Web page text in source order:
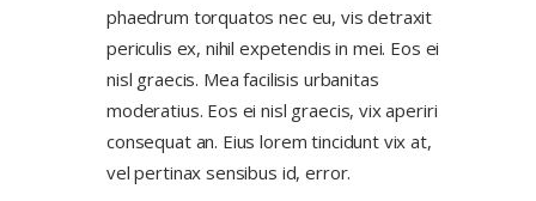
phaedrum torquatos nec eu, vis detraxit
periculis ex, nihil expetendis in mei. Eos ei
nisl graecis. Mea facilisis urbanitas
moderatius. Eos ei nisl graecis, vix aperiri
consequat an. Eius lorem tincidunt vix at,
vel pertinax sensibus id, error.